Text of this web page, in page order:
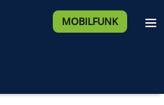
MOBILFUNK